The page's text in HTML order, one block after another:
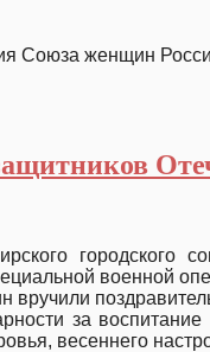
Союза женщин
военной
за
весеннего